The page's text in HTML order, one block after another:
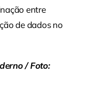
entre
de dados no
/ Foto: